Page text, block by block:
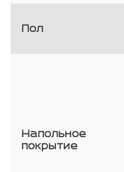
Пол
Напольное
покрытие